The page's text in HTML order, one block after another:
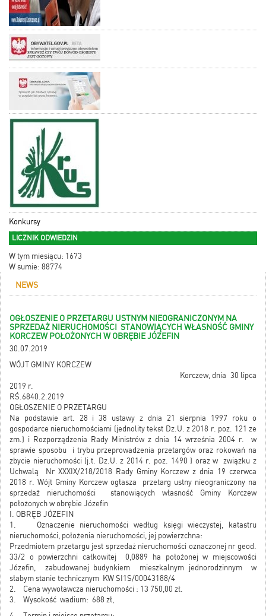
Konkursy
LICZNIK ODWIEDZIN
W tym miesiącu: 1673
W sumie: 88774
NEWS
OGŁOSZENIE O PRZETARGU USTNYM NIEOGRANICZONYM NA
SPRZEDAŻ NIERUCHOMOŚCI STANOWIĄCYCH WŁASNOŚĆ GMINY
KORCZEW POŁOŻONYCH W OBRĘBIE JÓZEFIN
30.07.2019
WÓJT GMINY KORCZEW
Korczew, dnia 30 lipca
2019 r.
RŚ.6840.2.2019
OGŁOSZENIE O PRZETARGU
Na podstawie art. 28 i 38 ustawy z dnia 21 sierpnia 1997 roku o
gospodarce nieruchomościami (jednolity tekst Dz.U. z 2018 r. poz. 121 ze
zm.) i Rozporządzenia Rady Ministrów z dnia 14 września 2004 r. w
sprawie sposobu i trybu przeprowadzenia przetargów oraz rokowań na
zbycie nieruchomości (j.t. Dz.U. z 2014 r. poz. 1490 ) oraz w związku z
Uchwalą Nr XXXIX/218/2018 Rady Gminy Korczew z dnia 19 czerwca
2018 r. Wójt Gminy Korczew ogłasza przetarg ustny nieograniczony na
sprzedaż nieruchomości stanowiących własność Gminy Korczew
położonych w obrębie Józefin
I. OBRĘB JÓZEFIN
1. Oznaczenie nieruchomości według księgi wieczystej, katastru
nieruchomości, położenia nieruchomości, jej powierzchna:
Przedmiotem przetargu jest sprzedaż nieruchomości oznaczonej nr geod.
33/2 o powierzchni całkowitej 0,0889 ha położonej w miejscowości
Józefin, zabudowanej budynkiem mieszkalnym jednorodzinnym w
słabym stanie technicznym KW SI1S/00043188/4
2. Cena wywoławcza nieruchomości : 13 750,00 zł.
3. Wysokość wadium: 688 zł,